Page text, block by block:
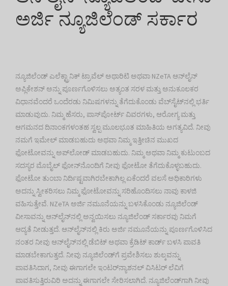
ಅರ್ಜಿ ನ್ಯೂಜಿಲೆಂಡ್ ಸರ್ಕಾರ
ನ್ಯೂಜಿಲೆಂಡ್ ಎಲೆಕ್ಟ್ರಾನಿಕ್ ಟ್ರಾವೆಲ್ ಅಥಾರಿಟಿ ಅಥವಾ NZeTA ಆನ್‌ಲೈನ್
ಅಪ್ಲಿಕೇಶನ್ ಅನ್ನು ಪೂರ್ಣಗೊಳಿಸಲು ಅತ್ಯಂತ ಸರಳ ಮತ್ತು ಅನುಕೂಲಕರ
ವಿಧಾನವೆಂದರೆ ಒಂದೆರಡು ನಿಮಿಷಗಳನ್ನು ತೆಗೆದುಕೊಂಡು ವೆಬ್‌ಸೈಟ್‌ನಲ್ಲಿ ಭರ್ತಿ
ಮಾಡುವುದು. ನಿಮ್ಮ ಹೆಸರು, ಪಾಸ್‌ಪೋರ್ಟ್ ವಿವರಗಳು, ಆರೋಗ್ಯ ಮತ್ತು
ಆಗಮನದ ದಿನಾಂಕಗಳಂತಹ ಸ್ವಲ್ಪ ಮೂಲಭೂತ ಮಾಹಿತಿಯ ಅಗತ್ಯವಿದೆ. ನೀವು
ನಮಗೆ ಇಮೇಲ್ ಮಾಡಬಹುದು ಅಥವಾ ನಿಮ್ಮ ಇತ್ತೀಚಿನ ಮುಖದ
ಫೋಟೋವನ್ನು ಅಪ್‌ಲೋಡ್ ಮಾಡಬಹುದು. ನಿಮ್ಮ ಅಥವಾ ನಿಮ್ಮ ಕುಟುಂಬದ
ಸದಸ್ಯರ ಮೊಬೈಲ್ ಫೋನ್‌ನೊಂದಿಗೆ ನೀವು ಫೋಟೋ ತೆಗೆದುಕೊಳ್ಳಬಹುದು.
ಫೋಟೋ ತುಂಬಾ ನಿರ್ದಿಷ್ಟವಾಗಿರಬೇಕಾಗಿಲ್ಲ ಏಕೆಂದರೆ ವಲಸೆ ಅಧಿಕಾರಿಗಳು
ಅದನ್ನು ಸ್ವೀಕರಿಸಲು ನಿಮ್ಮ ಫೋಟೋವನ್ನು ಸರಿಹೊಂದಿಸಲು ನಾವು ಕಾಳಜಿ
ವಹಿಸುತ್ತೇವೆ. NZeTA ಅರ್ಜಿ ನಮೂನೆಯನ್ನು ಬಳಸಿಕೊಂಡು ನ್ಯೂಜಿಲೆಂಡ್
ವೀಸಾವನ್ನು ಆನ್‌ಲೈನ್‌ನಲ್ಲಿ ಅನ್ವಯಿಸಲು ನ್ಯೂಜಿಲೆಂಡ್ ಸರ್ಕಾರವು ನಿಮಗೆ
ಆದ್ಯತೆ ನೀಡುತ್ತದೆ. ಆನ್‌ಲೈನ್‌ನಲ್ಲಿ ಕಿರು ಅರ್ಜಿ ನಮೂನೆಯನ್ನು ಪೂರ್ಣಗೊಳಿಸಿದ
ನಂತರ ನೀವು ಆನ್‌ಲೈನ್‌ನಲ್ಲಿ ಡೆಬಿಟ್ ಅಥವಾ ಕ್ರೆಡಿಟ್ ಕಾರ್ಡ್ ಬಳಸಿ ಪಾವತಿ
ಮಾಡಬೇಕಾಗುತ್ತದೆ. ನೀವು ನ್ಯೂಜಿಲೆಂಡ್‌ಗೆ ಪ್ರವೇಶಿಸಲು ಶುಲ್ಕವನ್ನು
ಪಾವತಿಸಿದಾಗ, ನೀವು ಈಗಾಗಲೇ ಇಂಟರ್‌ನ್ಯಾಶನಲ್ ವಿಸಿಟರ್ ಲೆವಿಗೆ
ಪಾವತಿಸುತ್ತಿರುವಿರಿ ಅದನ್ನು ಈಗಾಗಲೇ ಸೇರಿಸಲಾಗಿದೆ. ನ್ಯೂಜಿಲೆಂಡ್‌ಗಾಗಿ ನೀವು